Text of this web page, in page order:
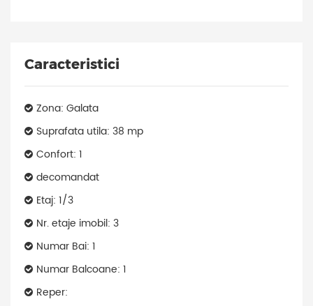
Caracteristici
Zona: Galata
Suprafata utila: 38 mp
Confort: 1
decomandat
Etaj: 1/3
Nr. etaje imobil: 3
Numar Bai: 1
Numar Balcoane: 1
Reper: